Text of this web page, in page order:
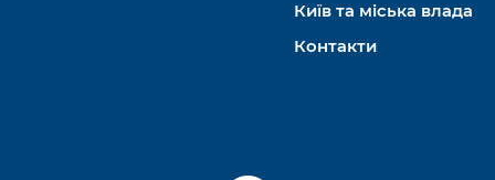
Київ та міська влада
Контакти